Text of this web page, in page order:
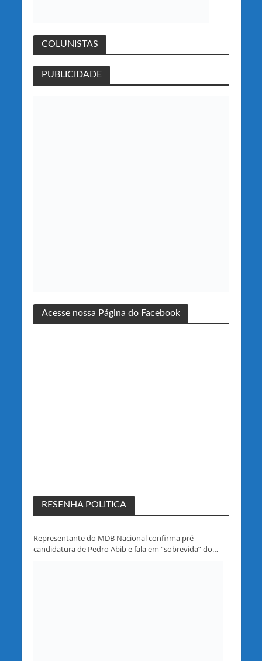
COLUNISTAS
PUBLICIDADE
Acesse nossa Página do Facebook
RESENHA POLITICA
Representante do MDB Nacional confirma pré-
candidatura de Pedro Abib e fala em “sobrevida” do